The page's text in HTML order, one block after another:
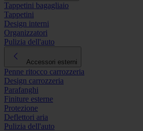
Tappetini bagagliaio
Tappetini
Design interni
Organizzatori
Pulizia dell'auto
Accessori esterni
Penne ritocco carrozzeria
Design carrozzeria
Parafanghi
Finiture esterne
Protezione
Deflettori aria
Pulizia dell'auto